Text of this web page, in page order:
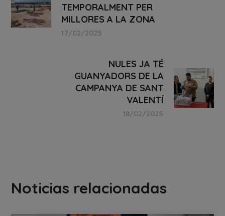
TEMPORALMENT PER
MILLORES A LA ZONA
17/02/2025
NULES JA TÉ
GUANYADORS DE LA
CAMPANYA DE SANT
VALENTÍ
18/02/2025
Noticias relacionadas